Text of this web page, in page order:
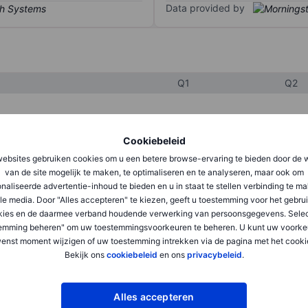
Cookiebeleid
gebruiken cookies om u een betere browse-ervaring te bieden door de
van de site mogelijk te maken, te optimaliseren en te analyseren, maar ook om
advertentie-inhoud te bieden en u in staat te stellen verbinding te
media. Door "Alles accepteren" te kiezen, geeft u toestemming voor het
en de daarmee verband houdende verwerking van persoonsgegevens.
beheren" om uw toestemmingsvoorkeuren te beheren. U kunt uw
moment wijzigen of uw toestemming intrekken via de pagina met het
Bekijk ons cookiebeleid en ons privacybeleid.
Alles accepteren
Data provided by
Q1 Q2
XXXXXXX XXXXXXX
XXXXXXX XXXXXXX
XXXXXXX
XXXXXXX